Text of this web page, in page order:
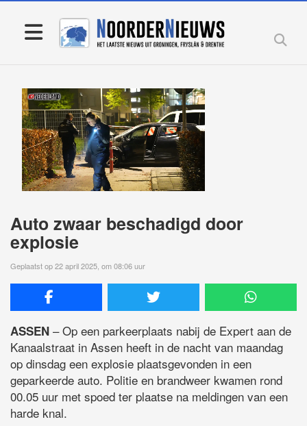
Auto zwaar beschadigd door
explosie
Geplaatst op 22 april 2025, om 08:06 uur
ASSEN – Op een parkeerplaats nabij de Expert aan de
Kanaalstraat in Assen heeft in de nacht van maandag
op dinsdag een explosie plaatsgevonden in een
geparkeerde auto. Politie en brandweer kwamen rond
00.05 uur met spoed ter plaatse na meldingen van een
harde knal.